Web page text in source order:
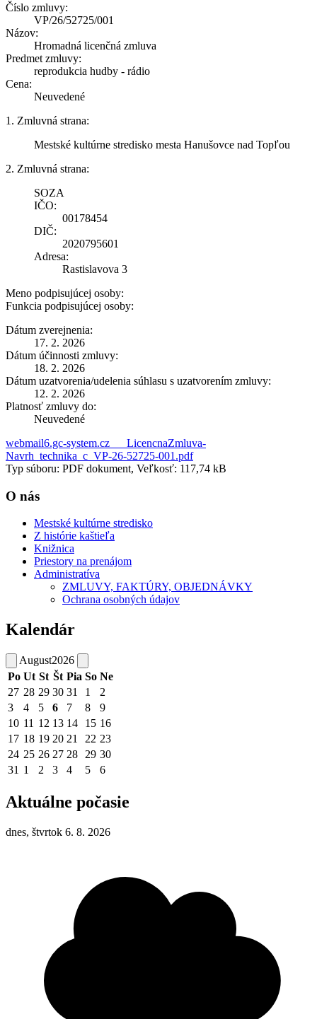
Číslo zmluvy:
VP/26/52725/001
Názov:
Hromadná licenčná zmluva
Predmet zmluvy:
reprodukcia hudby - rádio
Cena:
Neuvedené
1. Zmluvná strana:
Mestské kultúrne stredisko mesta Hanušovce nad Topľou
2. Zmluvná strana:
SOZA
IČO:
00178454
DIČ:
2020795601
Adresa:
Rastislavova 3
Meno podpisujúcej osoby:
Funkcia podpisujúcej osoby:
Dátum zverejnenia:
17. 2. 2026
Dátum účinnosti zmluvy:
18. 2. 2026
Dátum uzatvorenia/udelenia súhlasu s uzatvorením zmluvy:
12. 2. 2026
Platnosť zmluvy do:
Neuvedené
webmail6.gc-system.cz __ LicencnaZmluva-
Navrh_technika_c_VP-26-52725-001.pdf
Typ súboru: PDF dokument, Veľkosť: 117,74 kB
O nás
Mestské kultúrne stredisko
Z histórie kaštieľa
Knižnica
Priestory na prenájom
Administratíva
ZMLUVY, FAKTÚRY, OBJEDNÁVKY
Ochrana osobných údajov
Kalendár
August2026
Po Ut St Št Pia So Ne
27 28 29 30 31 1
2
3
4 5 6 7 8
9
10 11 12 13 14 15 16
17 18 19 20 21 22 23
24 25 26 27 28 29 30
31 1 2 3 4 5 6
Aktuálne počasie
dnes, štvrtok 6. 8. 2026